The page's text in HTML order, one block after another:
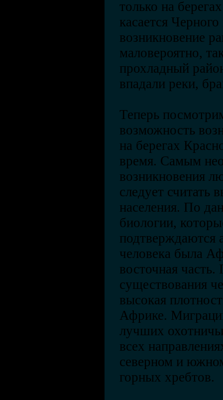
только на
касается
возникновение
маловероятно,
прохладный
впадали реки,
Теперь
возможность
на берегах
время. Самым
возникновения
следует считать
населения. По
биологии,
подтверждаются
человека была
восточная
существования
высокая
Африке.
лучших
всех
северном и
горных хребтов.